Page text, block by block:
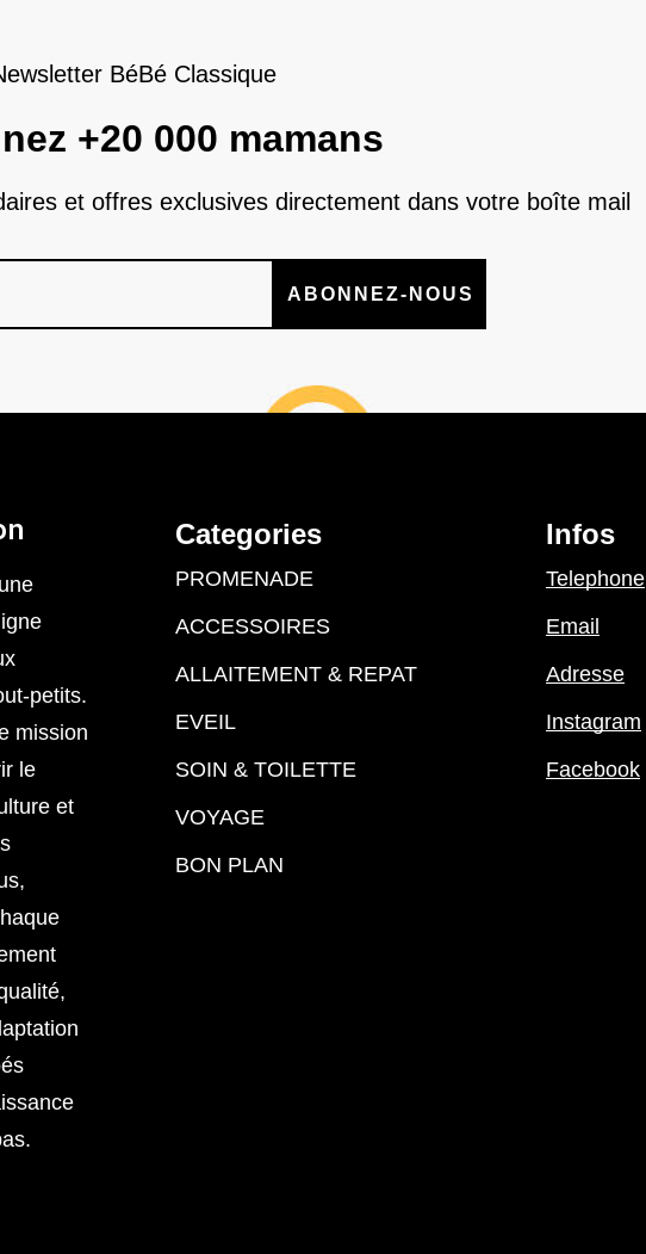
BéBé Classique
+20 000 mamans
et offres exclusives directement dans votre boîte mail
ABONNEZ-NOUS
petits.
mission
le
et
Categories
PROMENADE
ACCESSOIRES
ALLAITEMENT & REPAT
EVEIL
SOIN & TOILETTE
VOYAGE
BON PLAN
Infos
Telephone
Email
Adresse
Instagram
Facebook